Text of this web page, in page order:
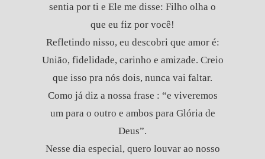
sentia por ti e Ele me disse: Filho olha o
que eu fiz por você!
Refletindo nisso, eu descobri que amor é:
União, fidelidade, carinho e amizade. Creio
que isso pra nós dois, nunca vai faltar.
Como já diz a nossa frase : “e viveremos
um para o outro e ambos para Glória de
Deus”.
Nesse dia especial, quero louvar ao nosso